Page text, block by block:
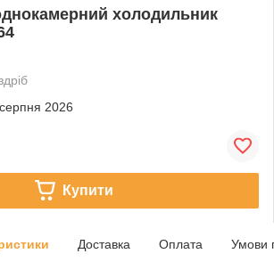
холодильник
2026
Купити
Доставка Оплата Умови